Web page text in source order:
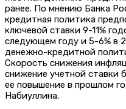
ранее. По мнению Банка
кредитная политика
ключевой ставки 9-11%
следующем году и 5-6% в
денежно-кредитной
Скорость снижения
снижение учетной ставки
ее повышение в прошлом
Набиуллина.